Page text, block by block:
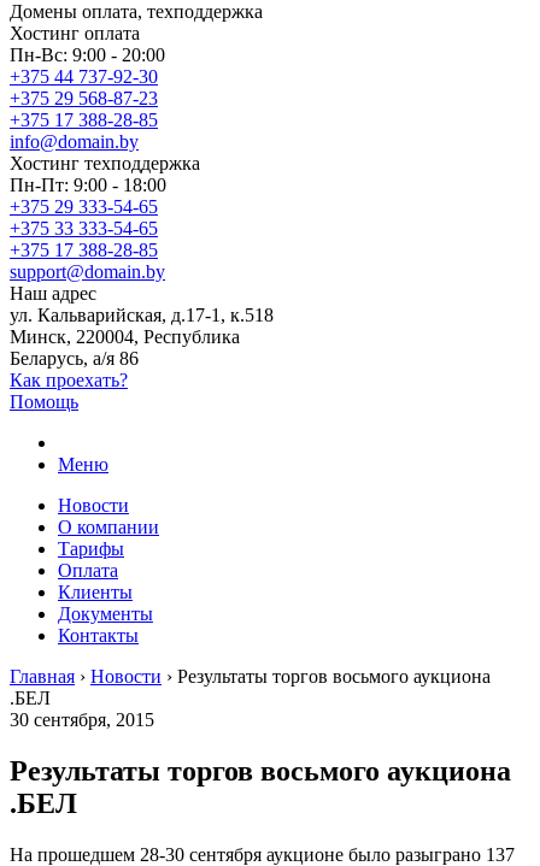
Домены оплата, техподдержка
Хостинг оплата
Пн-Вс: 9:00 - 20:00
+375 44 737-92-30
+375 29 568-87-23
+375 17 388-28-85
info@domain.by
Хостинг техподдержка
Пн-Пт: 9:00 - 18:00
+375 29 333-54-65
+375 33 333-54-65
+375 17 388-28-85
support@domain.by
Наш адрес
ул. Кальварийская, д.17-1, к.518
Минск, 220004, Республика
Беларусь, а/я 86
Как проехать?
Помощь
Меню
Новости
О компании
Тарифы
Оплата
Клиенты
Документы
Контакты
Главная › Новости › Результаты торгов восьмого аукциона
.БЕЛ
30 сентября, 2015
Результаты торгов восьмого аукциона
.БЕЛ
На прошедшем 28-30 сентября аукционе было разыграно 137